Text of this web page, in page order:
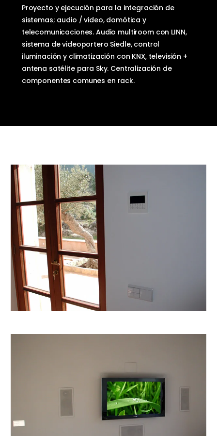
Proyecto y ejecución para la integración de
sistemas; audio / video, domótica y
telecomunicaciones. Audio multiroom con LINN,
sistema de videoportero Siedle, control
iluminación y climatización con KNX, televisión +
antena satélite para Sky. Centralización de
componentes comunes en rack.